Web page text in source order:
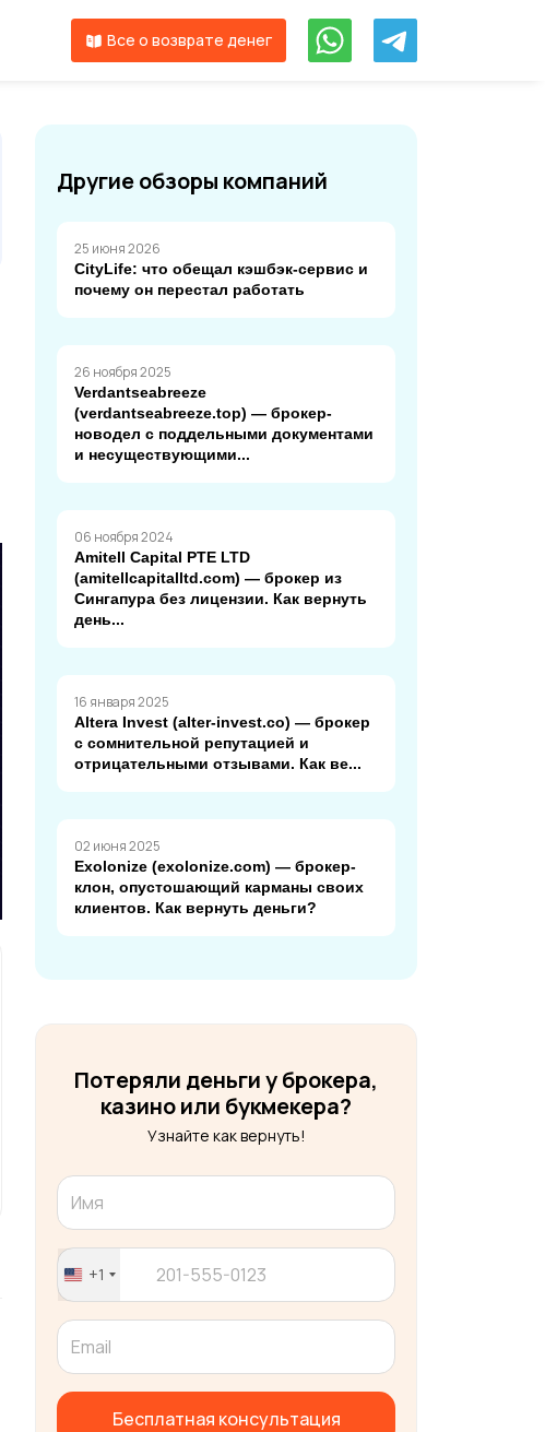
Все о возврате денег
Другие обзоры компаний
25 июня 2026
CityLife: что обещал кэшбэк-сервис и
почему он перестал работать
26 ноября 2025
Verdantseabreeze
(verdantseabreeze.top) — брокер-
новодел с поддельными документами
и несуществующими...
06 ноября 2024
Amitell Capital PTE LTD
(amitellcapitalltd.com) — брокер из
Сингапура без лицензии. Как вернуть
день...
16 января 2025
Altera Invest (alter-invest.co) — брокер
с сомнительной репутацией и
отрицательными отзывами. Как ве...
02 июня 2025
Exolonize (exolonize.com) — брокер-
клон, опустошающий карманы своих
клиентов. Как вернуть деньги?
Потеряли деньги у брокера,
казино или букмекера?
Узнайте как вернуть!
United
States
+1
+1
Бесплатная консультация